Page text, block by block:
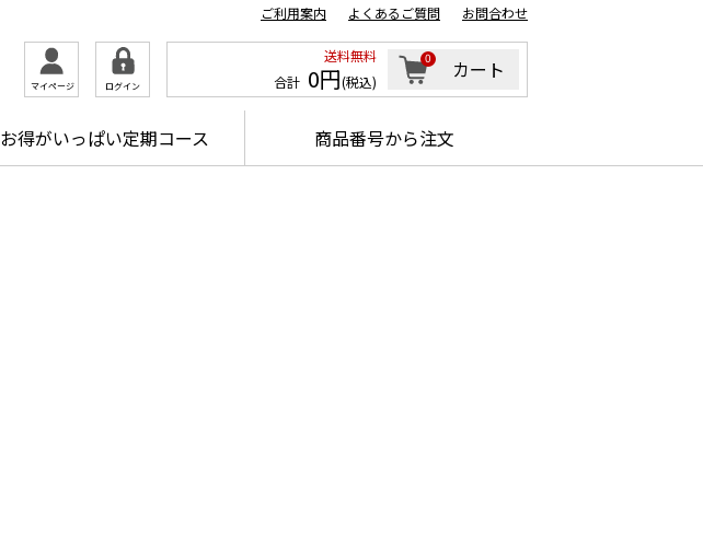
ご利用案内 よくあるご質問 お問合わせ
マイページ ログイン
送料無料
合計 0円(税込)
0 カート
お得がいっぱい定期コース 商品番号から注文